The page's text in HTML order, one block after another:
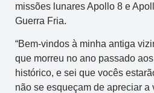
missões lunares Apollo 8 e
Guerra Fria.
“Bem-vindos à minha antiga
que morreu no ano passado
histórico, e sei que vocês
não se esqueçam de apreciar